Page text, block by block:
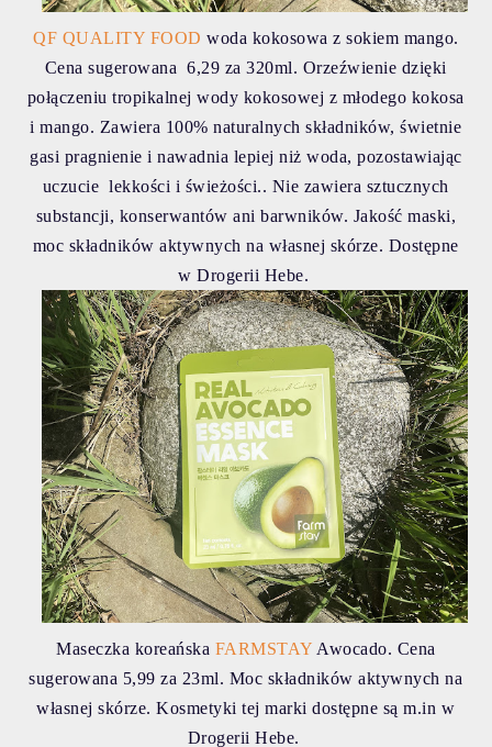
QF QUALITY FOOD woda kokosowa z sokiem mango.
Cena sugerowana
6,29 za 320ml. Orzeźwienie dzięki
połączeniu tropikalnej wody kokosowej z młodego kokosa
i mango. Zawiera 100% naturalnych składników, świetnie
gasi pragnienie i nawadnia lepiej niż woda, pozostawiając
uczucie lekkości i świeżości.. Nie zawiera sztucznych
substancji, konserwantów ani barwników. Jakość maski,
moc składników aktywnych na własnej skórze. Dostępne
w Drogerii Hebe.
Maseczka koreańska FARMSTAY Awocado. Cena
sugerowana 5,99 za 23ml. Moc składników aktywnych na
własnej skórze. Kosmetyki tej marki dostępne są m.in w
Drogerii Hebe.